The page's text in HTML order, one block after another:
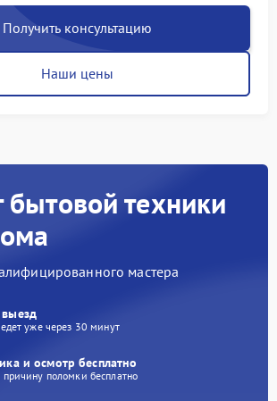
Получить консультацию
Наши цены
бытовой техники
мастера
уже через 30 минут
и осмотр бесплатно
поломки бесплатно